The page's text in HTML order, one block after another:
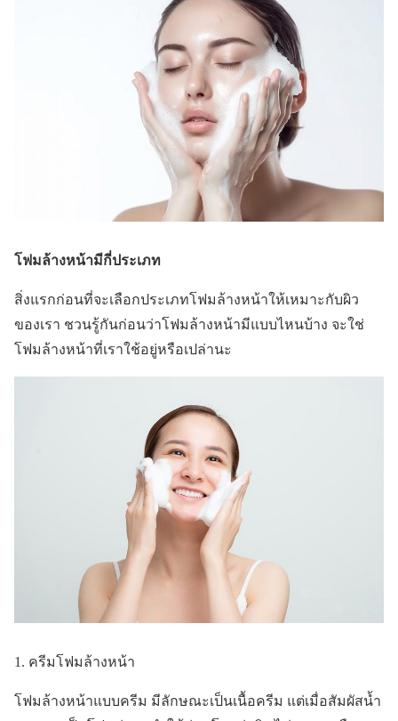
โฟมล้างหน้ามีกี่ประเภท
สิ่งแรกก่อนที่จะเลือกประเภทโฟมล้างหน้าให้เหมาะกับผิว
ของเรา ชวนรู้กันก่อนว่าโฟมล้างหน้ามีแบบไหนบ้าง จะใช่
โฟมล้างหน้าที่เราใช้อยู่หรือเปล่านะ
1. ครีมโฟมล้างหน้า
โฟมล้างหน้าแบบครีม มีลักษณะเป็นเนื้อครีม แต่เมื่อสัมผัสน้ำ